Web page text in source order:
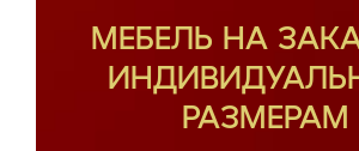
МЕБЕЛЬ НА
РАЗМЕРАМ